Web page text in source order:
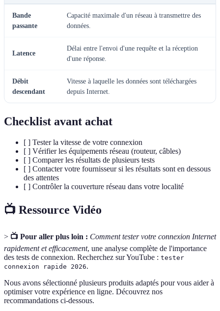
Bande
passante
Capacité maximale d'un réseau à transmettre des
données.
Latence
Délai entre l'envoi d'une requête et la réception
d'une réponse.
Débit
descendant
Vitesse à laquelle les données sont téléchargées
depuis Internet.
Checklist avant achat
[ ] Tester la vitesse de votre connexion
[ ] Vérifier les équipements réseau (routeur, câbles)
[ ] Comparer les résultats de plusieurs tests
[ ] Contacter votre fournisseur si les résultats sont en dessous
des attentes
[ ] Contrôler la couverture réseau dans votre localité
📺 Ressource Vidéo
> 📺 Pour aller plus loin : Comment tester votre connexion Internet
rapidement et efficacement, une analyse complète de l'importance
des tests de connexion. Recherchez sur YouTube : tester
connexion rapide 2026.
Nous avons sélectionné plusieurs produits adaptés pour vous aider à
optimiser votre expérience en ligne. Découvrez nos
recommandations ci-dessous.